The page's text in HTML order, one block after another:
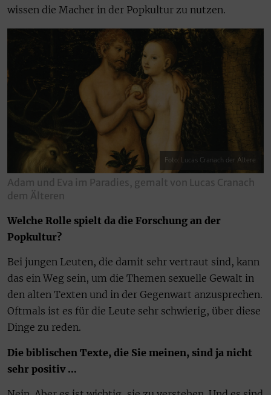
wissen die Macher in der Popkultur zu nutzen.
Foto: Lucas Cranach der Ältere
Adam und Eva im Paradies, gemalt von Lucas Cranach
dem Älteren
Welche Rolle spielt da die Forschung an der
Popkultur?
Bei jungen Leuten, die damit sehr vertraut sind, kann
das ein Weg sein, um die Themen sexuelle Gewalt in
den alten Texten und in der Gegenwart anzusprechen.
Oftmals ist es für die Leute sehr schwierig, über diese
Dinge zu reden.
Die biblischen Texte, die Sie meinen, sind ja nicht
sehr positiv …